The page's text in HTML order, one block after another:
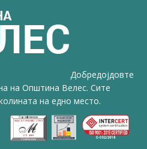
Добредојдовте
на Општина Велес. Сите
на едно место.